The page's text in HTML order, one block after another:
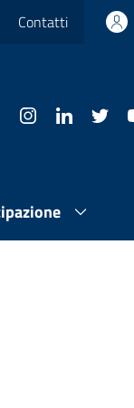
Contatti